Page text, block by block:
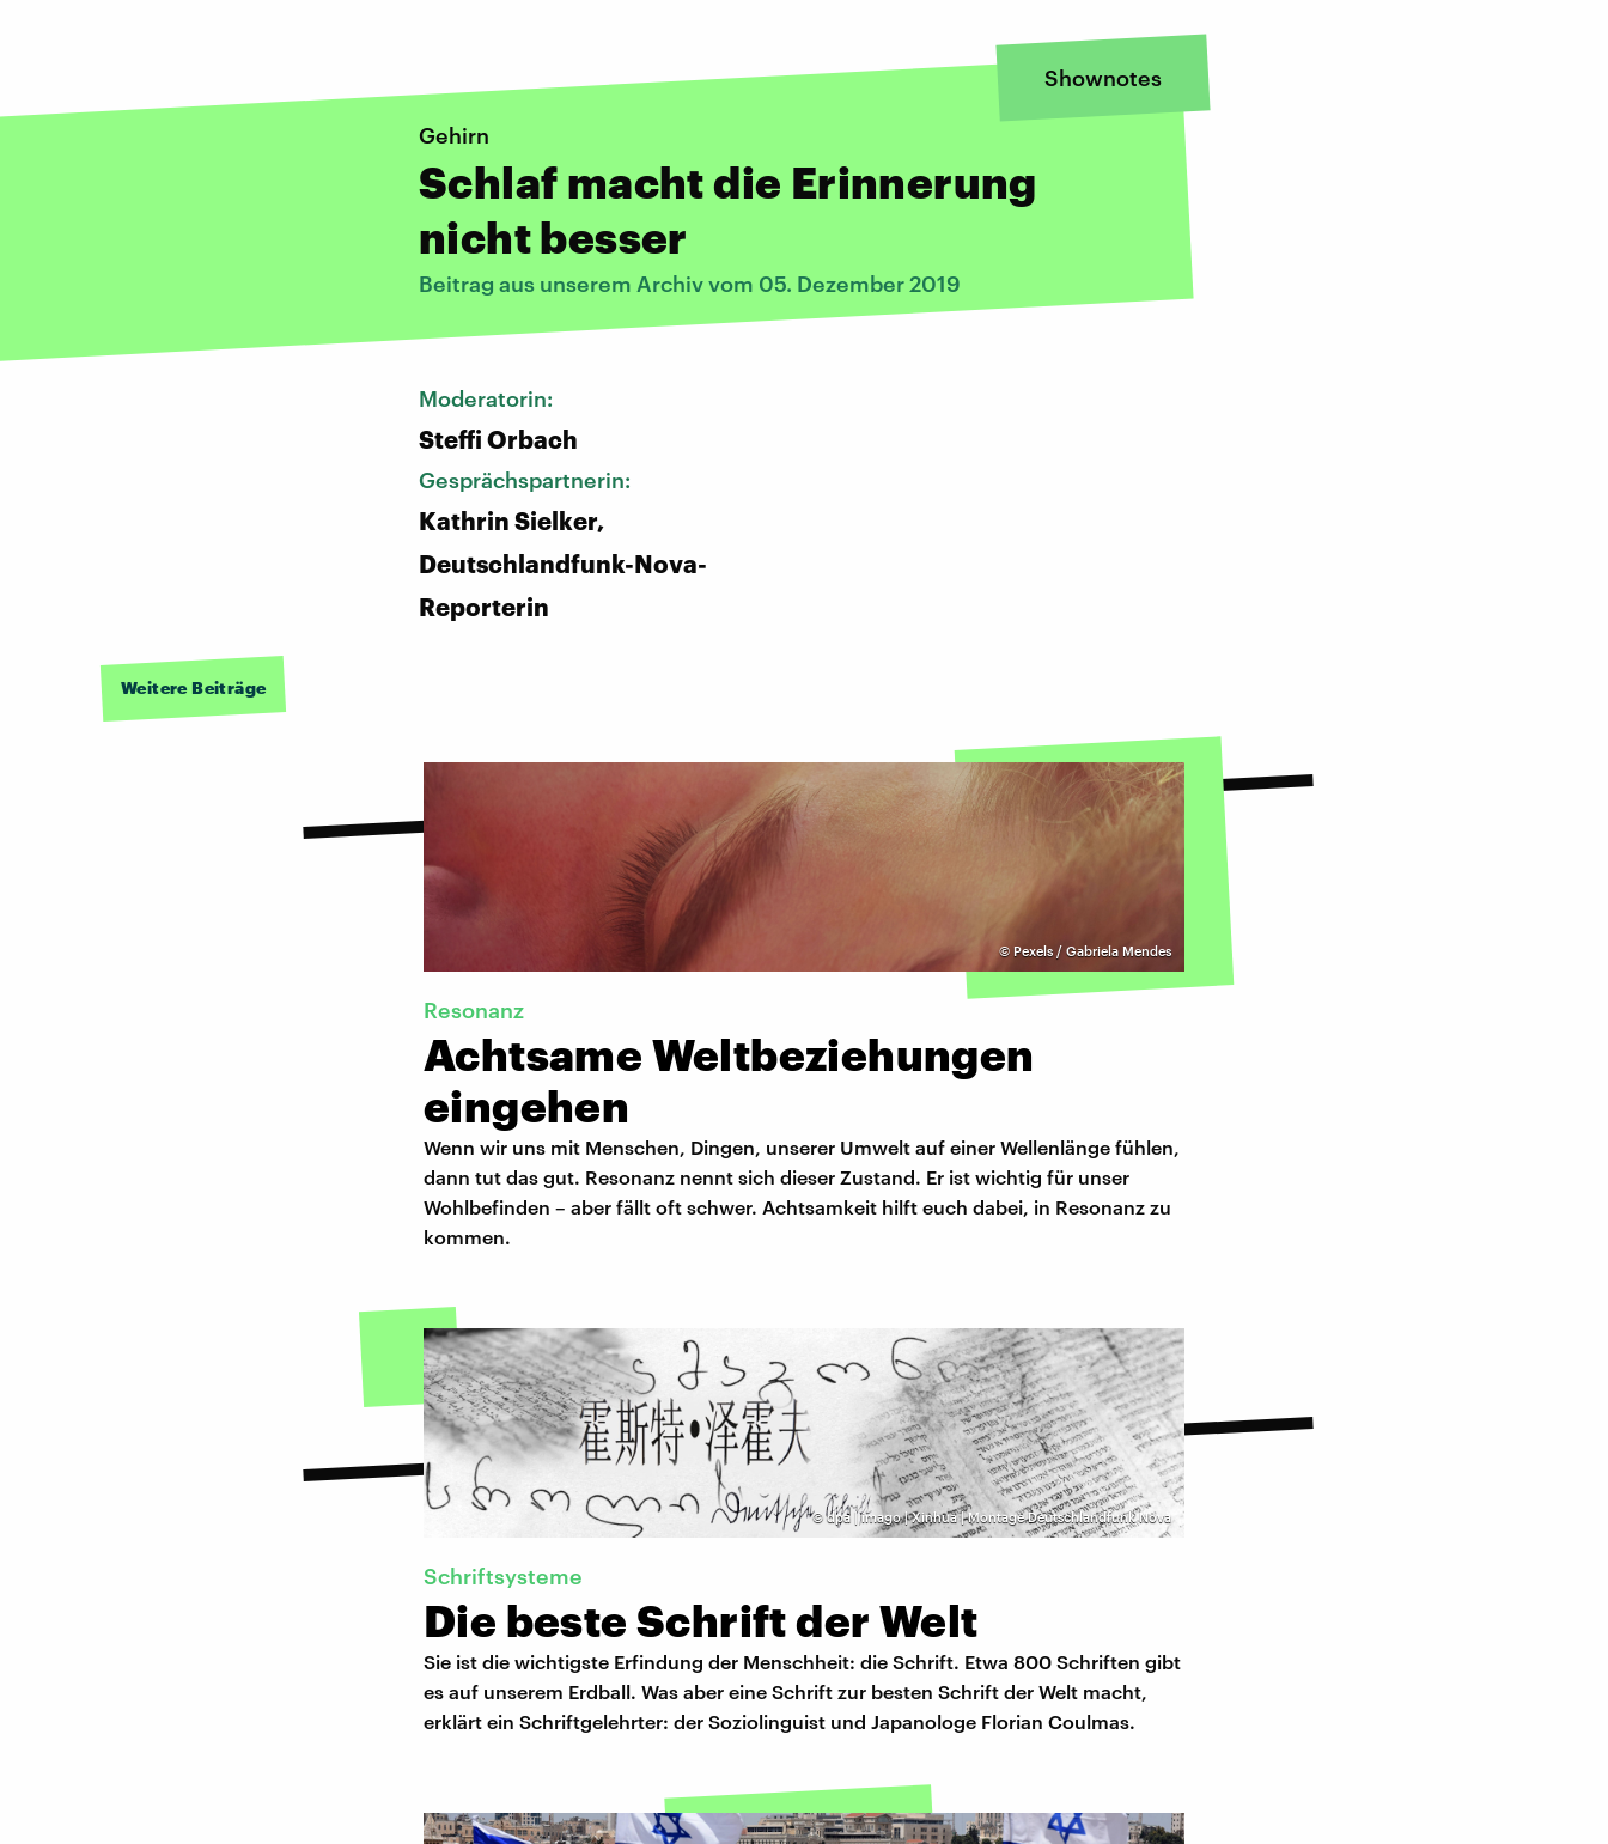
Shownotes
Gehirn
Schlaf macht die Erinnerung
nicht besser
Beitrag aus unserem Archiv vom 05. Dezember 2019
Moderatorin:
Steffi Orbach
Gesprächspartnerin:
Kathrin Sielker,
Deutschlandfunk-Nova-
Reporterin
Weitere Beiträge
© Pexels / Gabriela Mendes
Resonanz
Achtsame Weltbeziehungen
eingehen
Wenn wir uns mit Menschen, Dingen, unserer Umwelt auf einer Wellenlänge fühlen,
dann tut das gut. Resonanz nennt sich dieser Zustand. Er ist wichtig für unser
Wohlbefinden – aber fällt oft schwer. Achtsamkeit hilft euch dabei, in Resonanz zu
kommen.
©dpa | imago | Xinhua | Montage Deutschlandfunk Nova
Schriftsysteme
Die beste Schrift der Welt
Sie ist die wichtigste Erfindung der Menschheit: die Schrift. Etwa 800 Schriften gibt
es auf unserem Erdball. Was aber eine Schrift zur besten Schrift der Welt macht,
erklärt ein Schriftgelehrter: der Soziolinguist und Japanologe Florian Coulmas.